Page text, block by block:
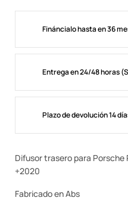
Fináncialo hasta en 36
Entrega en 24/48 horas
Plazo de devolución 14
Difusor trasero para Porsche
+2020
Fabricado en Abs